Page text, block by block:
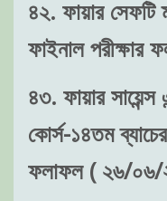
৪২. ফায়ার সেফটি
ফাইনাল
৪৩. ফায়ার
কোর্স-১৪তম
ফলাফল ( ২৬/